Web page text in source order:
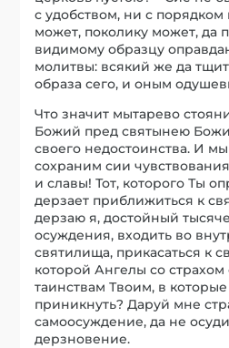
с удобством, ни с
может, поколику может, да
видимому образцу
молитвы: всякий же да
образа сего, и оным
Что значит мытарево
Божий пред святынею
своего недостоинства. И
сохраним сии
и славы! Тот, которого Ты
дерзает приближиться к
дерзаю я, достойный
осуждения, входить во
святилища, прикасаться к
которой Ангелы со страхом
таинствам Твоим, в
приникнуть? Даруй мне
самоосуждение, да не
дерзновение.